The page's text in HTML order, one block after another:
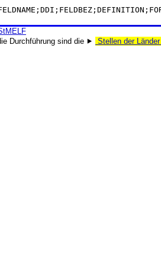
Durchführung sind die ⯈
Stellen der Länder